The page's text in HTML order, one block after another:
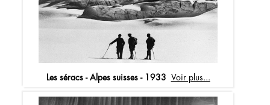
Les séracs - Alpes suisses - 1933 Voir plus...